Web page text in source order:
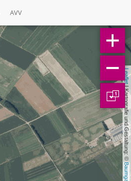
AVV
Leaflet
| Kartografie und Gestaltung: ©
1